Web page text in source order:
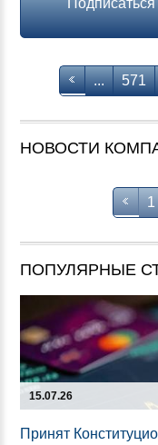
... 571
НОВОСТИ
1
ПОПУЛЯРНЫЕ
15.07.26
При­нят